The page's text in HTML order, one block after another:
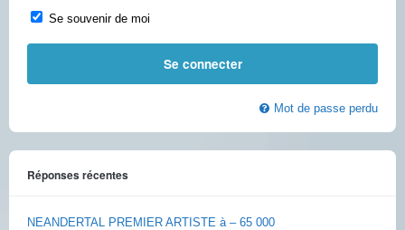
Se souvenir de moi
Mot de passe perdu
Réponses récentes
NEANDERTAL PREMIER ARTISTE à – 65 000